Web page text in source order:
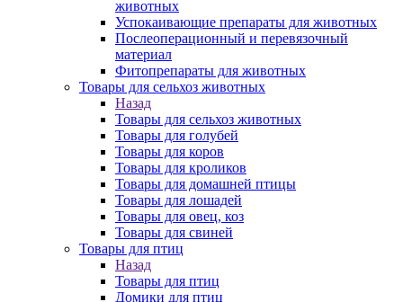
животных
Успокаивающие препараты для животных
Послеоперационный и перевязочный
материал
Фитопрепараты для животных
Товары для сельхоз животных
Назад
Товары для сельхоз животных
Товары для голубей
Товары для коров
Товары для кроликов
Товары для домашней птицы
Товары для лошадей
Товары для овец, коз
Товары для свиней
Товары для птиц
Назад
Товары для птиц
Домики для птиц